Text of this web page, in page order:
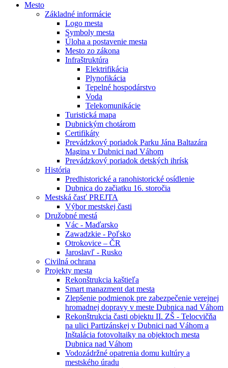
Mesto
Základné informácie
Logo mesta
Symboly mesta
Úloha a postavenie mesta
Mesto zo zákona
Infraštruktúra
Elektrifikácia
Plynofikácia
Tepelné hospodárstvo
Voda
Telekomunikácie
Turistická mapa
Dubnickým chotárom
Certifikáty
Prevádzkový poriadok Parku Jána Baltazára
Magina v Dubnici nad Váhom
Prevádzkový poriadok detských ihrísk
História
Predhistorické a ranohistorické osídlenie
Dubnica do začiatku 16. storočia
Mestská časť PREJTA
Výbor mestskej časti
Družobné mestá
Vác - Maďarsko
Zawadzkie - Poľsko
Otrokovice – ČR
Jaroslavľ - Rusko
Civilná ochrana
Projekty mesta
Rekonštrukcia kaštieľa
Smart manazment dat mesta
Zlepšenie podmienok pre zabezpečenie verejnej
hromadnej dopravy v meste Dubnica nad Váhom
Rekonštrukcia časti objektu II. ZŠ - Telocvičňa
na ulici Partizánskej v Dubnici nad Váhom a
Inštalácia fotovoltaiky na objektoch mesta
Dubnica nad Váhom
Vodozádržné opatrenia domu kultúry a
mestského úradu